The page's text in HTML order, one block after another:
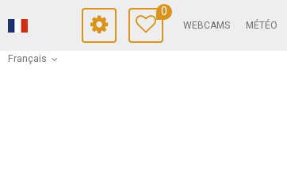
Français
0
WEBCAMS MÉTÉO